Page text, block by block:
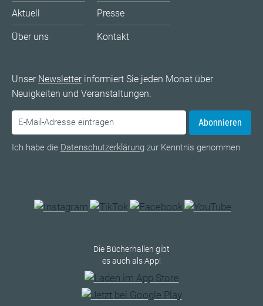
Aktuell
Über uns
Presse
Kontakt
Unser Newsletterinformiert Sie jeden Monat über
Neuigkeiten und Veranstaltungen.
Abonnieren
Ich habe die Datenschutzerklärung zur Kenntnis genommen.
Die Bücherhallen gibt
es auch als App!